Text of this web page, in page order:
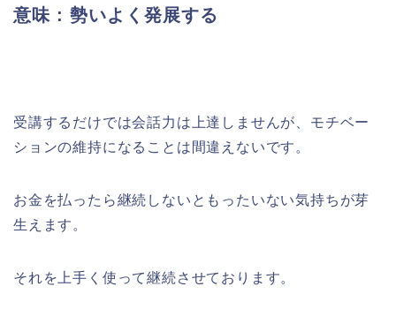
意味 : 勢いよく発展する
受講するだけでは会話力は上達しませんが、モチベー
ションの維持になることは間違えないです。
お金を払ったら継続しないともったいない気持ちが芽
生えます。
それを上手く使って継続させております。